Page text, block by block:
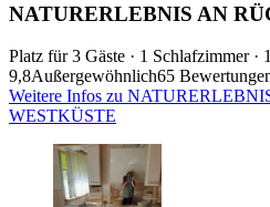
NATURERLEBNIS AN
Platz für 3 Gäste · 1 Schlafzimmer ·
9,8Außergewöhnlich65
Weitere Infos zu
WESTKÜSTE